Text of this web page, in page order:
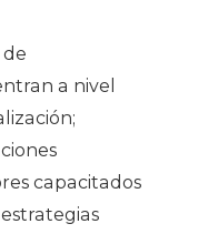
a nivel
capacitados